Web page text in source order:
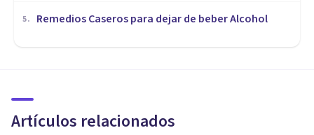
5. Remedios Caseros para dejar de beber Alcohol
Artículos relacionados
de sus características y efectos